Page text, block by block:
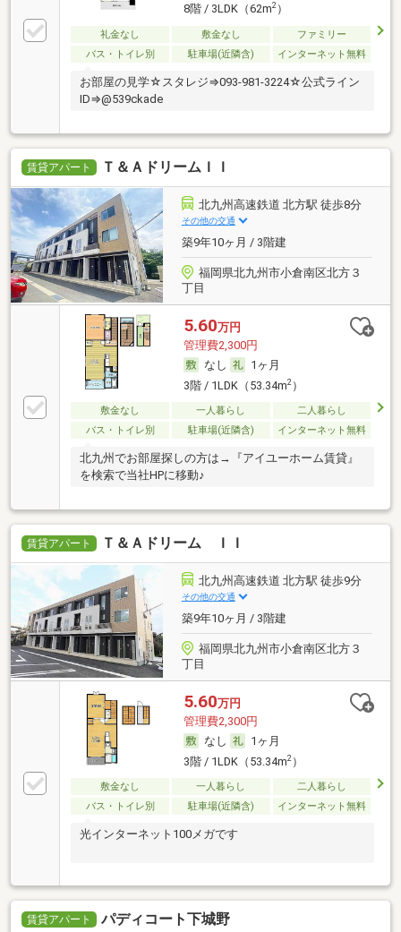
8階 / 3LDK（62m2）
礼金なし 敷金なし
ファミリー
バス・トイレ別
駐車場(近隣含) インターネット無料
お部屋の見学☆スタレジ⇒093-981-3224☆公式ライン
ID⇒@539ckade
賃貸アパート Ｔ＆ＡドリームＩＩ
北九州高速鉄道 北方駅 徒歩8分
その他の交通
築9年10ヶ月 / 3階建
福岡県北九州市小倉南区北方３
丁目
5.60万円
管理費2,300円
なし
1ヶ月
3階 / 1LDK（53.34m2）
敷金なし 一人暮らし
二人暮らし
バス・トイレ別
駐車場(近隣含) インターネット無料
北九州でお部屋探しの方は→『アイユーホーム賃貸』
を検索で当社HPに移動♪
賃貸アパート Ｔ＆Ａドリーム ＩＩ
北九州高速鉄道 北方駅 徒歩9分
その他の交通
築9年10ヶ月 / 3階建
福岡県北九州市小倉南区北方３
丁目
5.60万円
管理費2,300円
なし
1ヶ月
3階 / 1LDK（53.34m2）
敷金なし 一人暮らし
二人暮らし
バス・トイレ別
駐車場(近隣含) インターネット無料
光インターネット100メガです
賃貸アパート パディコート下城野